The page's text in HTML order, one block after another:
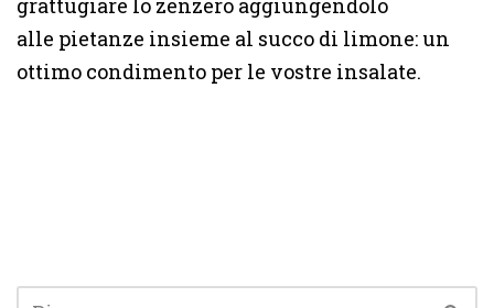
alle pietanze insieme al succo di limone: un
ottimo condimento per le vostre insalate.